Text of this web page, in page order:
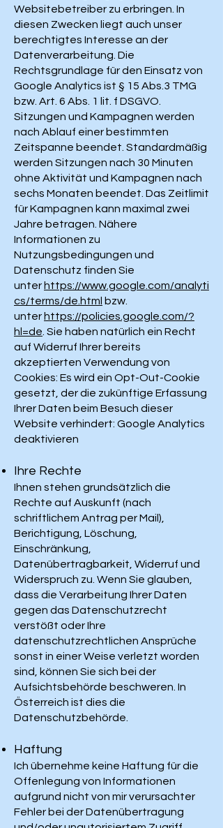
Websitebetreiber zu erbringen. In
diesen Zwecken liegt auch unser
berechtigtes Interesse an der
Datenverarbeitung. Die
Rechtsgrundlage für den Einsatz von
Google Analytics ist § 15 Abs.3 TMG
bzw. Art. 6 Abs. 1 lit. f DSGVO.
Sitzungen und Kampagnen werden
nach Ablauf einer bestimmten
Zeitspanne beendet. Standardmäßig
werden Sitzungen nach 30 Minuten
ohne Aktivität und Kampagnen nach
sechs Monaten beendet. Das Zeitlimit
für Kampagnen kann maximal zwei
Jahre betragen. Nähere
Informationen zu
Nutzungsbedingungen und
Datenschutz finden Sie
unter https://www.google.com/analyti
cs/terms/de.html bzw.
unter https://policies.google.com/?
hl=de . Sie haben natürlich ein Recht
auf Widerruf Ihrer bereits
akzeptierten Verwendung von
Cookies: Es wird ein Opt-Out-Cookie
gesetzt, der die zukünftige Erfassung
Ihrer Daten beim Besuch dieser
Website verhindert: Google Analytics
deaktivieren
Ihre Rechte
Ihnen stehen grundsätzlich die
Rechte auf Auskunft (nach
schriftlichem Antrag per Mail),
Berichtigung, Löschung,
Einschränkung,
Datenübertragbarkeit, Widerruf und
Widerspruch zu. Wenn Sie glauben,
dass die Verarbeitung Ihrer Daten
gegen das Datenschutzrecht
verstößt oder Ihre
datenschutzrechtlichen Ansprüche
sonst in einer Weise verletzt worden
sind, können Sie sich bei der
Aufsichtsbehörde beschweren. In
Österreich ist dies die
Datenschutzbehörde.
Haftung
Ich übernehme keine Haftung für die
Offenlegung von Informationen
aufgrund nicht von mir verursachter
Fehler bei der Datenübertragung